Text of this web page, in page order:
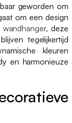
geworden om
om een design
, deze
tegelijkertijd
kleuren
en harmonieuze